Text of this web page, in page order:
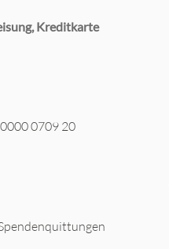
Kreditkarte
0709 20